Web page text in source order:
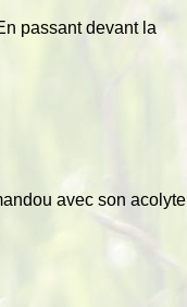
passant devant la
avec son acolyte